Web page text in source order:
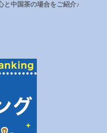
と中国茶の場合をご紹介♪